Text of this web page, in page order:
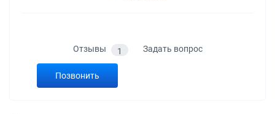
Отзывы 1 Задать вопрос
Позвонить